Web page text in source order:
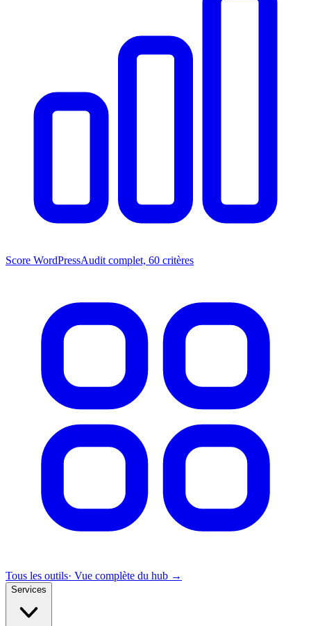
Score WordPressAudit complet, 60 critères
Tous les outils· Vue complète du hub →
Services